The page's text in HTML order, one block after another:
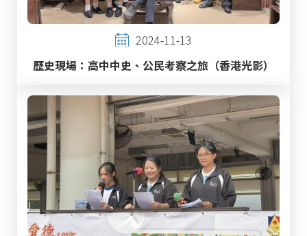
2024-11-13
歷史現場：高中中史、公民考察之旅（香港光影）